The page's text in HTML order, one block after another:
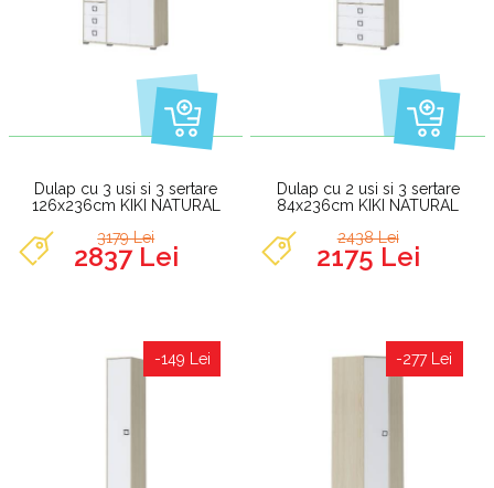
Dulap cu 3 usi si 3 sertare
126x236cm KIKI NATURAL
3179 Lei
2837 Lei
Dulap cu 2 usi si 3 sertare
84x236cm KIKI NATURAL
2438 Lei
2175 Lei
-149 Lei -277 Lei